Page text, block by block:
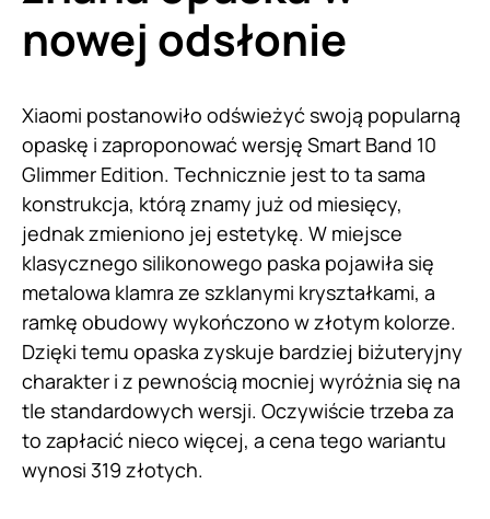
nowej odsłonie
Xiaomi postanowiło odświeżyć swoją popularną
opaskę i zaproponować wersję Smart Band 10
Glimmer Edition. Technicznie jest to ta sama
konstrukcja, którą znamy już od miesięcy,
jednak zmieniono jej estetykę. W miejsce
klasycznego silikonowego paska pojawiła się
metalowa klamra ze szklanymi kryształkami, a
ramkę obudowy wykończono w złotym kolorze.
Dzięki temu opaska zyskuje bardziej biżuteryjny
charakter i z pewnością mocniej wyróżnia się na
tle standardowych wersji. Oczywiście trzeba za
to zapłacić nieco więcej, a cena tego wariantu
wynosi 319 złotych.